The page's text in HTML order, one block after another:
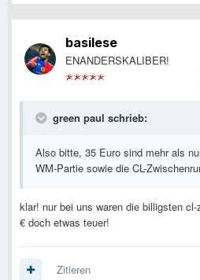
basilese
ENANDERSKALIBER!
green paul schrieb:
Also bitte, 35 Euro sind mehr als
WM-Partie sowie die CL-
klar! nur bei uns waren die billigsten
€ doch etwas teuer!
Zitieren